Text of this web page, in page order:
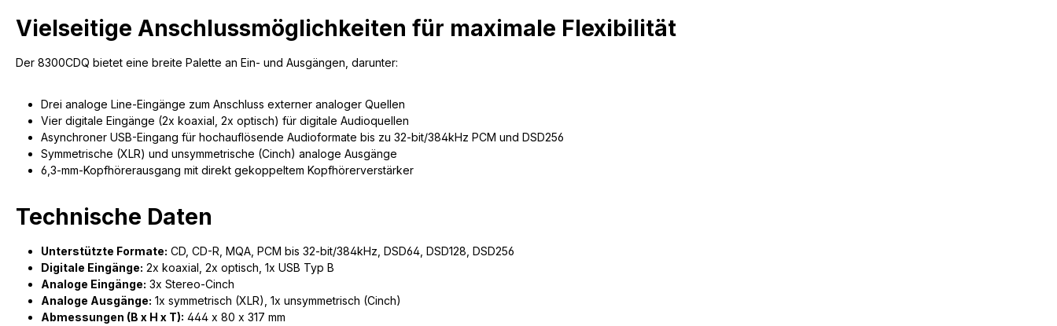
Vielseitige Anschlussmöglichkeiten für maximale Flexibilität
Der 8300CDQ bietet eine breite Palette an Ein- und Ausgängen, darunter:
Drei analoge Line-Eingänge zum Anschluss externer analoger Quellen
Vier digitale Eingänge (2x koaxial, 2x optisch) für digitale Audioquellen
Asynchroner USB-Eingang für hochauflösende Audioformate bis zu 32-bit/384kHz PCM und DSD256
Symmetrische (XLR) und unsymmetrische (Cinch) analoge Ausgänge
6,3-mm-Kopfhörerausgang mit direkt gekoppeltem Kopfhörerverstärker
Technische Daten
Unterstützte Formate: CD, CD-R, MQA, PCM bis 32-bit/384kHz, DSD64, DSD128, DSD256
Digitale Eingänge: 2x koaxial, 2x optisch, 1x USB Typ B
Analoge Eingänge: 3x Stereo-Cinch
Analoge Ausgänge: 1x symmetrisch (XLR), 1x unsymmetrisch (Cinch)
Abmessungen (B x H x T): 444 x 80 x 317 mm